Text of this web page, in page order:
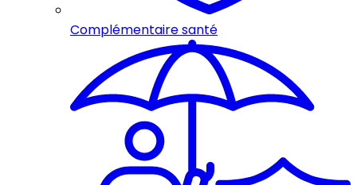
Complémentaire santé